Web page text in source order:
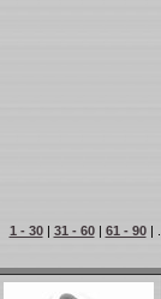
1 - 30| 31 - 60| 61 - 90|